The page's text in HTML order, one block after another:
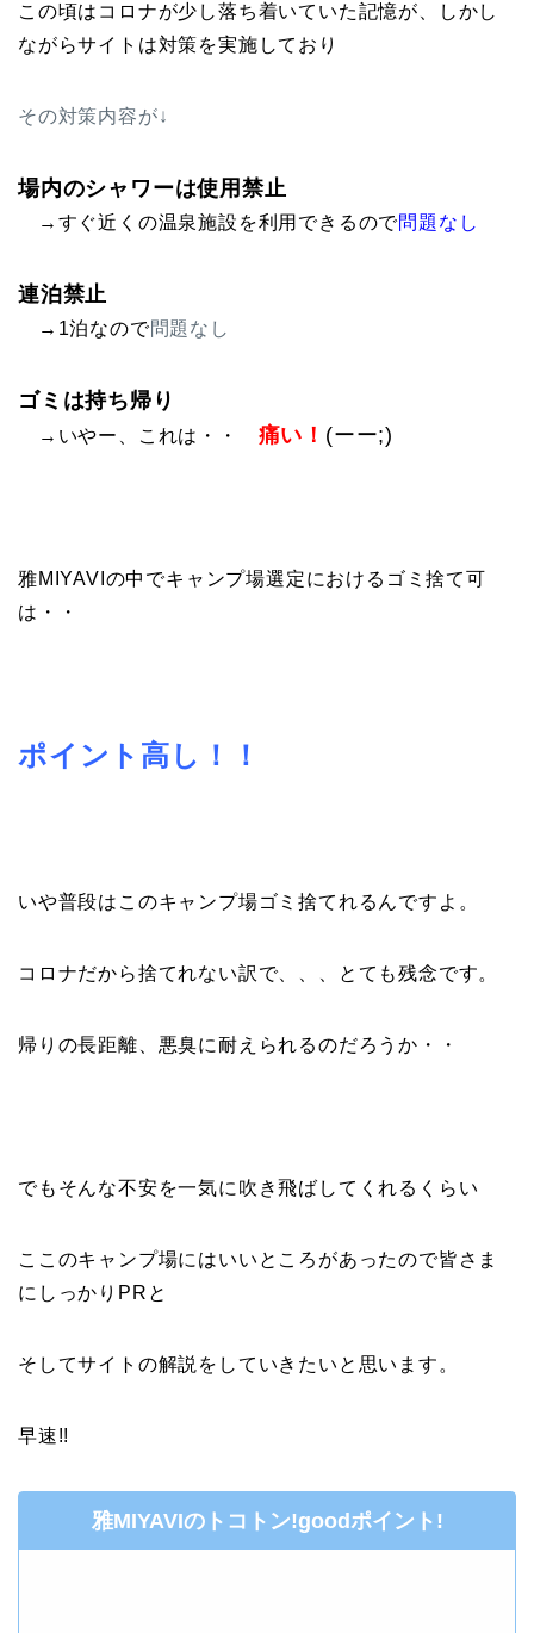
この頃はコロナが少し落ち着いていた記憶が、
しかし
ながらサイトは対策を実施しており
その対策内容が↓
場内のシャワーは使用禁止
→すぐ近くの温泉施設を利用できるので問題なし
連泊禁止
→1泊なので問題なし
ゴミは持ち帰り
→いやー、これは・・ 痛い！ (ーー;)
雅MIYAVIの中でキャンプ場選定におけるゴミ捨て可
は・・
ポイント高し！！
いや普段はこのキャンプ場ゴミ捨てれるんですよ。
コロナだから捨てれない訳で、、、 とても残念です。
帰りの長距離、悪臭に耐えられるのだろうか・・
でもそんな不安を一気に吹き飛ばしてくれるくらい
ここのキャンプ場にはいいところがあったので皆さま
にしっかりPRと
そしてサイトの解説をしていきたいと思います。
早速!!
雅MIYAVIのトコトン!goodポイント!